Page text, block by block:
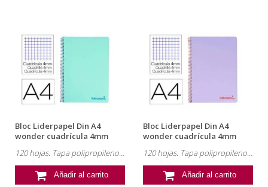
Bloc Liderpapel Din A4
wonder cuadrícula 4mm
120 hojas. Tapa polipropileno.90 gr.
Añadir al carrito
Bloc Liderpapel Din A4
wonder cuadrícula 4mm
120 hojas. Tapa polipropileno.90 gr.
Añadir al carrito